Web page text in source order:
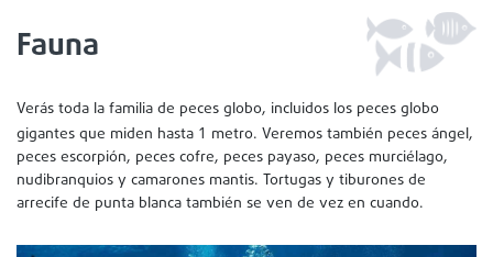
Fauna
Verás toda la familia de peces globo, incluidos los peces globo
gigantes que miden hasta 1 metro. Veremos también peces ángel,
peces escorpión, peces cofre, peces payaso, peces murciélago,
nudibranquios y camarones mantis. Tortugas y tiburones de
arrecife de punta blanca también se ven de vez en cuando.